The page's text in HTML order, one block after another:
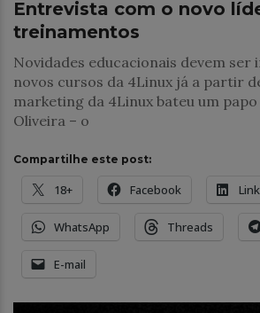
Entrevista com o novo
treinamentos
Novidades educacionais devem ser
novos cursos da 4Linux já a partir
marketing da 4Linux bateu um
Oliveira – o
Compartilhe este post:
18+ Facebook
WhatsApp Threads
E-mail